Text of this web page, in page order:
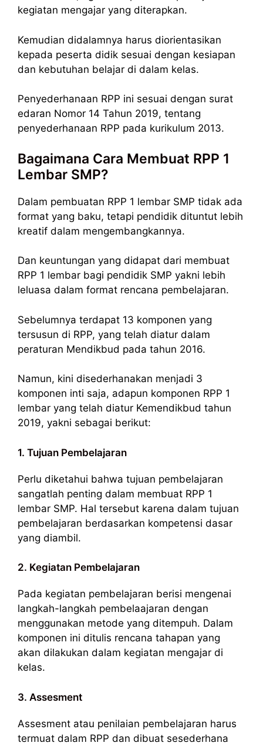
kegiatan mengajar yang diterapkan.
Kemudian didalamnya harus diorientasikan
kepada peserta didik sesuai dengan kesiapan
dan kebutuhan belajar di dalam kelas.
Penyederhanaan RPP ini sesuai dengan surat
edaran Nomor 14 Tahun 2019, tentang
penyederhanaan RPP pada kurikulum 2013.
Bagaimana Cara Membuat RPP 1
Lembar SMP?
Dalam pembuatan RPP 1 lembar SMP tidak ada
format yang baku, tetapi pendidik dituntut lebih
kreatif dalam mengembangkannya.
Dan keuntungan yang didapat dari membuat
RPP 1 lembar bagi pendidik SMP yakni lebih
leluasa dalam format rencana pembelajaran.
Sebelumnya terdapat 13 komponen yang
tersusun di RPP, yang telah diatur dalam
peraturan Mendikbud pada tahun 2016.
Namun, kini disederhanakan menjadi 3
komponen inti saja, adapun komponen RPP 1
lembar yang telah diatur Kemendikbud tahun
2019, yakni sebagai berikut:
1. Tujuan Pembelajaran
Perlu diketahui bahwa tujuan pembelajaran
sangatlah penting dalam membuat RPP 1
lembar SMP. Hal tersebut karena dalam tujuan
pembelajaran berdasarkan kompetensi dasar
yang diambil.
2. Kegiatan Pembelajaran
Pada kegiatan pembelajaran berisi mengenai
langkah-langkah pembelaajaran dengan
menggunakan metode yang ditempuh. Dalam
komponen ini ditulis rencana tahapan yang
akan dilakukan dalam kegiatan mengajar di
kelas.
3. Assesment
Assesment atau penilaian pembelajaran harus
termuat dalam RPP dan dibuat sesederhana